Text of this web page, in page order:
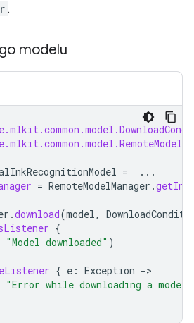
.
modelu
=
...
= RemoteModelManager .
.download(model,
{
"Model downloaded" )
{ e : Exception ->
"Error while downloading a